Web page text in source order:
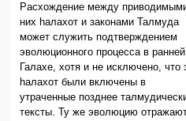
Расхождение между
них hалахот и законами Талмуда
может служить подтверждением
эволюционного процесса в ранней
Галахе, хотя и не исключено, что
hалахот были включены в
утраченные позднее
тексты. Ту же эволюцию